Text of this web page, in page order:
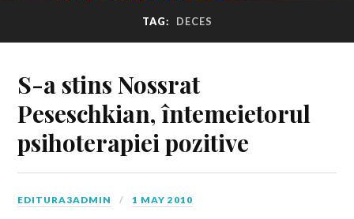
TAG: DECES
S-a stins Nossrat
Peseschkian, întemeietorul
psihoterapiei pozitive
EDITURA3ADMIN 1 MAY 2010